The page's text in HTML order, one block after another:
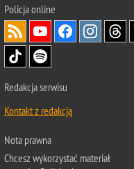
Policjaonline
Redakcja serwisu
Kontakt z redakcją
Nota prawna
Chcesz wykorzystać materiał